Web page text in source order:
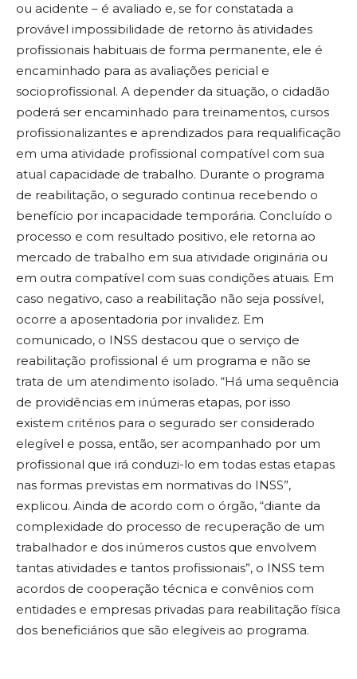
ou acidente – é avaliado e, se for constatada a
provável impossibilidade de retorno às atividades
profissionais habituais de forma permanente, ele é
encaminhado para as avaliações pericial e
socioprofissional. A depender da situação, o cidadão
poderá ser encaminhado para treinamentos, cursos
profissionalizantes e aprendizados para requalificação
em uma atividade profissional compatível com sua
atual capacidade de trabalho. Durante o programa
de reabilitação, o segurado continua recebendo o
benefício por incapacidade temporária. Concluído o
processo e com resultado positivo, ele retorna ao
mercado de trabalho em sua atividade originária ou
em outra compatível com suas condições atuais. Em
caso negativo, caso a reabilitação não seja possível,
ocorre a aposentadoria por invalidez. Em
comunicado, o INSS destacou que o serviço de
reabilitação profissional é um programa e não se
trata de um atendimento isolado. “Há uma sequência
de providências em inúmeras etapas, por isso
existem critérios para o segurado ser considerado
elegível e possa, então, ser acompanhado por um
profissional que irá conduzi-lo em todas estas etapas
nas formas previstas em normativas do INSS”,
explicou. Ainda de acordo com o órgão, “diante da
complexidade do processo de recuperação de um
trabalhador e dos inúmeros custos que envolvem
tantas atividades e tantos profissionais”, o INSS tem
acordos de cooperação técnica e convênios com
entidades e empresas privadas para reabilitação física
dos beneficiários que são elegíveis ao programa.